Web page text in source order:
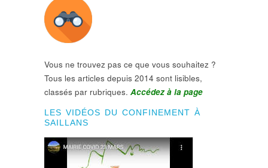
Vous ne trouvez pas ce que vous souhaitez ?
Tous les articles depuis 2014 sont lisibles,
classés par rubriques. Accédez à la page
LES VIDÉOS DU CONFINEMENT À
SAILLANS